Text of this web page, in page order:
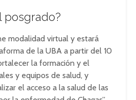
posgrado?
modalidad virtual y estará
de la UBA a partir del 10
la formación y el
y equipos de salud, y
el acceso a la salud de las